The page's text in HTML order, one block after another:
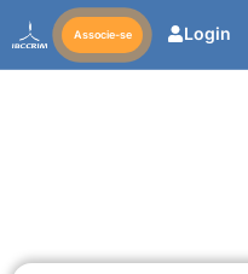
Associe-se Login